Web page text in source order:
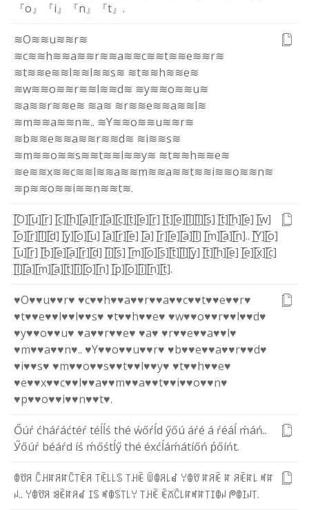
『o』
『i』 『n』 『t』 .
≋O≋≋u≋≋r≋
≋c≋≋h≋≋a≋≋r≋≋a≋≋c≋≋t≋≋e≋≋r≋
≋t≋≋e≋≋l≋≋l≋≋s≋ ≋t≋≋h≋≋e≋
≋w≋≋o≋≋r≋≋l≋≋d≋ ≋y≋≋o≋≋u≋
≋a≋≋r≋≋e≋ ≋a≋ ≋r≋≋e≋≋a≋≋l≋
≋m≋≋a≋≋n≋.. ≋Y≋≋o≋≋u≋≋r≋
≋b≋≋e≋≋a≋≋r≋≋d≋ ≋i≋≋s≋
≋m≋≋o≋≋s≋≋t≋≋l≋≋y≋ ≋t≋≋h≋≋e≋
≋e≋≋x≋≋c≋≋l≋≋a≋≋m≋≋a≋≋t≋≋i≋≋o≋≋n≋
≋p≋≋o≋≋i≋≋n≋≋t≋.
[̲̅O][̲̅u][̲̅r] [̲̅c][̲̅h][̲̅a][̲̅r][̲̅a][̲̅c][̲̅t][̲̅e][̲̅r] [̲̅t][̲̅e][̲̅l][̲̅l][̲̅s] [̲̅t][̲̅h][̲̅e] [̲̅w]
[̲̅o][̲̅r][̲̅l][̲̅d] [̲̅y][̲̅o][̲̅u] [̲̅a][̲̅r][̲̅e] [̲̅a] [̲̅r][̲̅e][̲̅a][̲̅l] [̲̅m][̲̅a][̲̅n].. [̲̅Y][̲̅o]
[̲̅u][̲̅r] [̲̅b][̲̅e][̲̅a][̲̅r][̲̅d] [̲̅i][̲̅s] [̲̅m][̲̅o][̲̅s][̲̅t][̲̅l][̲̅y] [̲̅t][̲̅h][̲̅e] [̲̅e][̲̅x][̲̅c]
[̲̅l][̲̅a][̲̅m][̲̅a][̲̅t][̲̅i][̲̅o][̲̅n] [̲̅p][̲̅o][̲̅i][̲̅n][̲̅t].
♥O♥♥u♥♥r♥ ♥c♥♥h♥♥a♥♥r♥♥a♥♥c♥♥t♥♥e♥♥r♥
♥t♥♥e♥♥l♥♥l♥♥s♥ ♥t♥♥h♥♥e♥ ♥w♥♥o♥♥r♥♥l♥♥d♥
♥y♥♥o♥♥u♥ ♥a♥♥r♥♥e♥ ♥a♥ ♥r♥♥e♥♥a♥♥l♥
♥m♥♥a♥♥n♥.. ♥Y♥♥o♥♥u♥♥r♥ ♥b♥♥e♥♥a♥♥r♥♥d♥
♥i♥♥s♥ ♥m♥♥o♥♥s♥♥t♥♥l♥♥y♥ ♥t♥♥h♥♥e♥
♥e♥♥x♥♥c♥♥l♥♥a♥♥m♥♥a♥♥t♥♥i♥♥o♥♥n♥
♥p♥♥o♥♥i♥♥n♥♥t♥.
Őúŕ ćháŕáćtéŕtéĺĺś thé ẃőŕĺd ӳőú áŕé á ŕéáĺ ḿáń..
Ӳőúŕ béáŕd íś ḿőśtĺӳthé éxćĺáḿátíőń ṕőíńt.
ꂦꀎꋪ ꉓꃅꍏꋪꍏꉓ꓄ꍟꋪ ꓄ꍟ꒒꒒ꌗ ꓄ꃅꍟ ꅏꂦꋪ꒒ꀸ ꌩꂦꀎ ꍏꋪꍟ ꍏ ꋪꍟꍏ꒒ ꎭꍏ
ꈤ.. ꌩꂦꀎꋪ ꌃꍟꍏꋪꀸ ꀤꌗ ꎭꂦꌗ꓄꒒ꌩ꓄ꃅꍟ ꍟꊼꉓ꒒ꍏꎭꍏ꓄ꀤꂦꈤ ᖘꂦꀤꈤ꓄.